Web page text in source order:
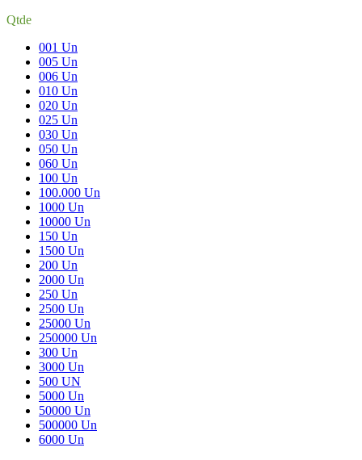
Qtde
001 Un
005 Un
006 Un
010 Un
020 Un
025 Un
030 Un
050 Un
060 Un
100 Un
100.000 Un
1000 Un
10000 Un
150 Un
1500 Un
200 Un
2000 Un
250 Un
2500 Un
25000 Un
250000 Un
300 Un
3000 Un
500 UN
5000 Un
50000 Un
500000 Un
6000 Un